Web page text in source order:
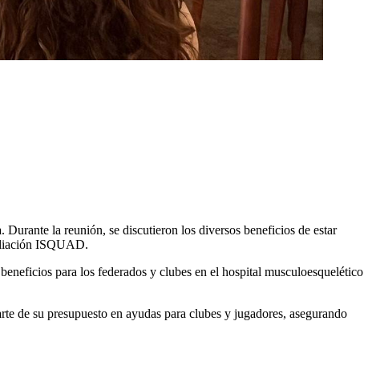
la reunión, se discutieron los diversos beneficios de estar
ISQUAD.
para los federados y clubes en el hospital musculoesquelético
de su presupuesto en ayudas para clubes y jugadores, asegurando